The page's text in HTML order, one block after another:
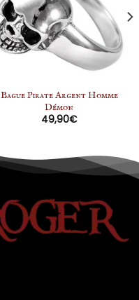
Bague Pirate Argent Homme
Démon
49,90€